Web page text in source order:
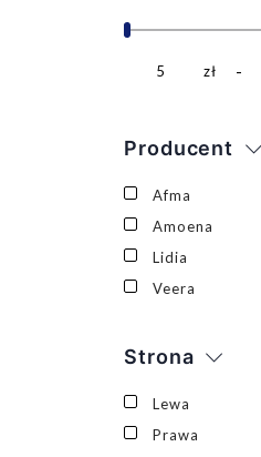
5 zł
Producent
Afma
Amoena
Lidia
Veera
Strona
Lewa
Prawa